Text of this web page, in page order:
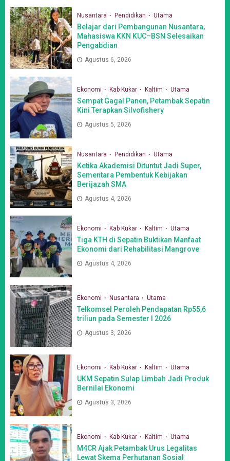
Nusantara Pendidikan Utama
Belajar dari Pembangunan Nusantara,
Mahasiswa KKN KUC–BSN Selesaikan
Pengabdian
Agustus 6, 2026
Ekonomi Kab Kukar Kaltim Utama
Sempat Gagal Panen, Petambak Sepatin
Kini Terapkan Silvofishery
Agustus 5, 2026
Nusantara Pendidikan Utama
Ketika Akademisi Dituntut Jadi Super,
Sementara Pembentuk Kebijakan
Berijazah SMA
Agustus 4, 2026
Ekonomi Kab Kukar Kaltim Utama
Tiga KTH di Sepatin Buktikan Manfaat
Ekonomi dari Rehabilitasi Mangrove
Agustus 4, 2026
Ekonomi Nusantara Utama
Telkomsel Peroleh Pendapatan Rp55,6
triliun pada Semester I 2026
Agustus 3, 2026
Ekonomi Kab Kukar Kaltim Utama
UKM Sepatin Sulap Limbah Jadi Produk
Bernilai Ekonomi
Agustus 3, 2026
Ekonomi Kab Kukar Kaltim Utama
M4CR Ajak Petambak Urus Legalitas
Lewat Skema Perhutanan Sosial